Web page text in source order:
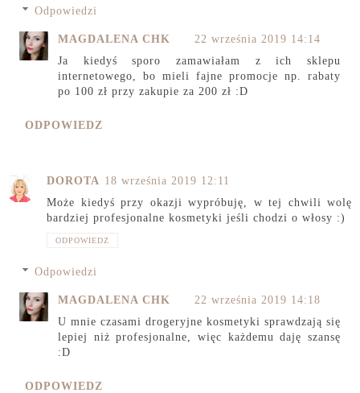
Odpowiedzi
MAGDALENA CHK
22 września 2019 14:14
Ja kiedyś sporo zamawiałam z ich sklepu
internetowego, bo mieli fajne promocje np. rabaty
po 100 zł przy zakupie za 200 zł :D
ODPOWIEDZ
DOROTA 18 września 2019 12:11
Może kiedyś przy okazji wypróbuję, w tej chwili wolę
bardziej profesjonalne kosmetyki jeśli chodzi o włosy :)
ODPOWIEDZ
Odpowiedzi
MAGDALENA CHK
22 września 2019 14:18
U mnie czasami drogeryjne kosmetyki sprawdzają się
lepiej niż profesjonalne, więc każdemu daję szansę
:D
ODPOWIEDZ